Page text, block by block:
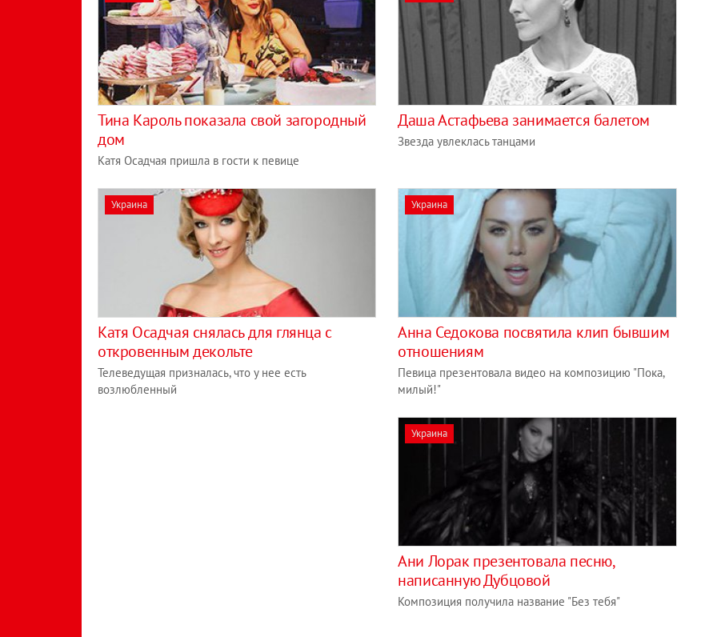
Тина Кароль показала свой загородный
дом
Катя Осадчая пришла в гости к певице
Даша Астафьева занимается балетом
Звезда увлеклась танцами
Украина
Катя Осадчая снялась для глянца с
откровенным декольте
Телеведущая призналась, что у нее есть
возлюбленный
Украина
Анна Седокова посвятила клип бывшим
отношениям
Певица презентовала видео на композицию "Пока,
милый!"
Украина
Ани Лорак презентовала песню,
написанную Дубцовой
Композиция получила название "Без тебя"